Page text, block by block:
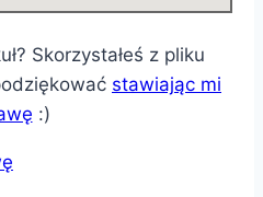
Skorzystałeś z pliku
stawiając mi
:)